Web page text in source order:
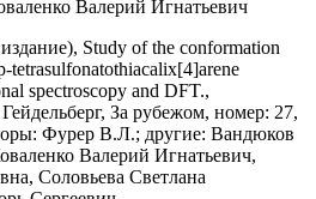
Валерий Игнатьевич
Study of the conformation
tetrasulfonatothiacalix[4]arene
spectroscopy and DFT.,
За рубежом, номер: 27,
Фурер В.Л.; другие: Вандюков
Валерий Игнатьевич,
Соловьева Светлана